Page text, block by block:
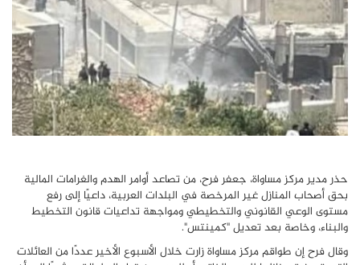
حذر مدير مركز مساواة، جعفر فرح، من تصاعد أوامر الهدم والغرامات المالية
بحق أصحاب المنازل غير المرخصة في البلدات العربية، داعيًا إلى رفع
مستوى الوعي القانوني والتخطيطي ومواجهة تداعيات قانون التخطيط
والبناء، وخاصة بعد تعديل "كمينتس".
وقال فرح إن طواقم مركز مساواة زارت خلال الأسبوع الأخير عددًا من العائلات